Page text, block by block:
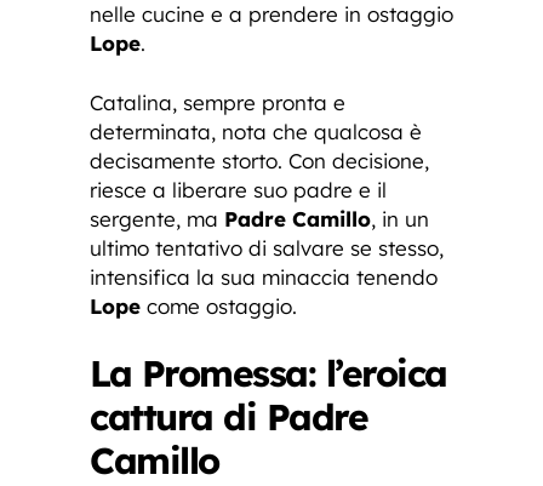
nelle cucine e a prendere in ostaggio
Lope.
Catalina, sempre pronta e
determinata, nota che qualcosa è
decisamente storto. Con decisione,
riesce a liberare suo padre e il
sergente, ma Padre Camillo, in un
ultimo tentativo di salvare se stesso,
intensifica la sua minaccia tenendo
Lope come ostaggio.
La Promessa: l’eroica
cattura di Padre
Camillo